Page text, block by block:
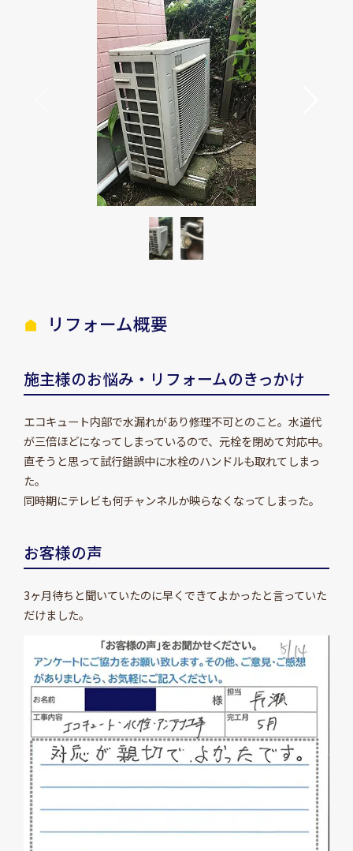
リフォーム概要
施主様のお悩み・リフォームのきっかけ
エコキュート内部で水漏れがあり修理不可とのこと。水道代
が三倍ほどになってしまっているので、元栓を閉めて対応中。
直そうと思って試行錯誤中に水栓のハンドルも取れてしまっ
た。
同時期にテレビも何チャンネルか映らなくなってしまった。
お客様の声
3ヶ月待ちと聞いていたのに早くできてよかったと言っていた
だけました。